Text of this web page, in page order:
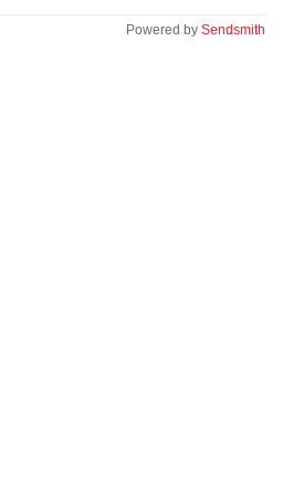
Powered by Sendsmith